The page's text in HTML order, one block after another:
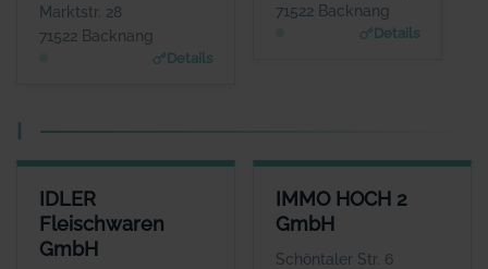
Marktstr. 28
71522 Backnang
Details
www.hoerstudio-schirm
boeck.de
71522 Backnang
Details
www.hun-tec.de
IDLER
Fleischwaren
GmbH
IDLER FLEISCHWAREN GMBH
ANSPRECHPARTNER
Herr Eberhart Idler
IMMO HOCH 2
GmbH
Schöntaler Str. 6
IMMO HOCH 2 GMBH
ANSPRECHPARTNER
Goncalves